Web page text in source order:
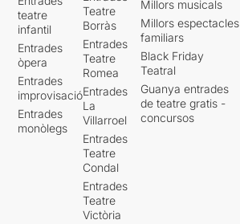
teatre
infantil
Entrades
òpera
Entrades
improvisació
Entrades
monòlegs
Teatre
Borràs
Entrades
Teatre
Romea
Entrades
La
Villarroel
Entrades
Teatre
Condal
Entrades
Teatre
Victòria
Millors musicals
Millors espectacles
familiars
Black Friday
Teatral
Guanya entrades
de teatre gratis -
concursos